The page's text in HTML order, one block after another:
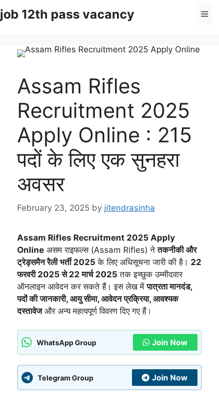
to
job 12th pass vacancy
Assam Rifles
Recruitment 2025
Apply Online : 215
पदों के लिए एक सुनहरा
अवसर
February 23, 2025 by jitendrasinha
Assam Rifles Recruitment 2025 Apply
Online असम राइफल्स (Assam Rifles) नेतकनीकी और
ट्रेड्समैन रैली भर्ती 2025 के लिए अधिसूचना जारी की है। 22
फरवरी 2025 से 22 मार्च 2025 तक इच्छुक उम्मीदवार
ऑनलाइन आवेदन कर सकते हैं। इस लेख मेंपात्रता मानदंड,
पदों की जानकारी, आयु सीमा, आवेदन प्रक्रिया, आवश्यक
दस्तावेजऔर अन्य महत्वपूर्ण विवरण दिए गए हैं।
WhatsApp Group Join Now
Telegram Group Join Now